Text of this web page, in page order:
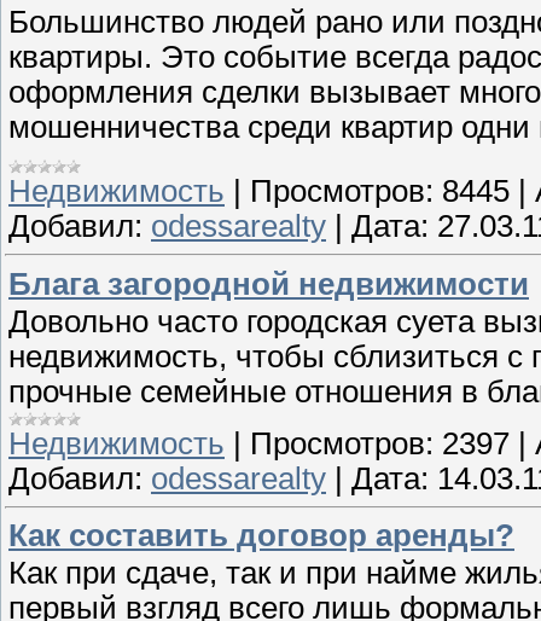
Большинство людей рано или
квартиры. Это событие всегда
оформления сделки вызывает
мошенничества среди квартир
Недвижимость
Просмотров: 8445
Добавил: odessarealty Дата:
Блага загородной недвижимости
Довольно часто городская суета
недвижимость, чтобы сблизиться с
прочные семейные отношения в
Недвижимость | Просмотров: 2397 |
Добавил: odessarealty | Дата:
Как составить договор аренды?
Как при сдаче, так и при найме
первый взгляд всего лишь